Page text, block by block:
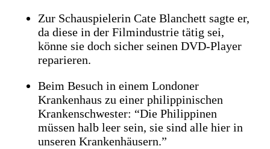
Zur Schauspielerin Cate Blanchett sagte er,
da diese in der Filmindustrie tätig sei,
könne sie doch sicher seinen DVD-Player
reparieren.
Beim Besuch in einem Londoner
Krankenhaus zu einer philippinischen
Krankenschwester: “Die Philippinen
müssen halb leer sein, sie sind alle hier in
unseren Krankenhäusern.”